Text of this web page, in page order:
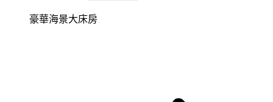
豪華海景大床房